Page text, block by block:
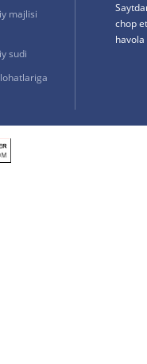
majlisi
sudi
chop